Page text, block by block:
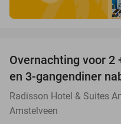
Overnachting voor 2
en 3-gangendiner
Radisson Hotel & Suites
Amstelveen